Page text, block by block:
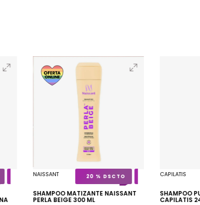
NAISSANT
SHAMPOO MATIZANTE NAISSANT
PERLA BEIGE 300 ML
20 % CAPILATIS
SHAMPOO
CAPILATIS